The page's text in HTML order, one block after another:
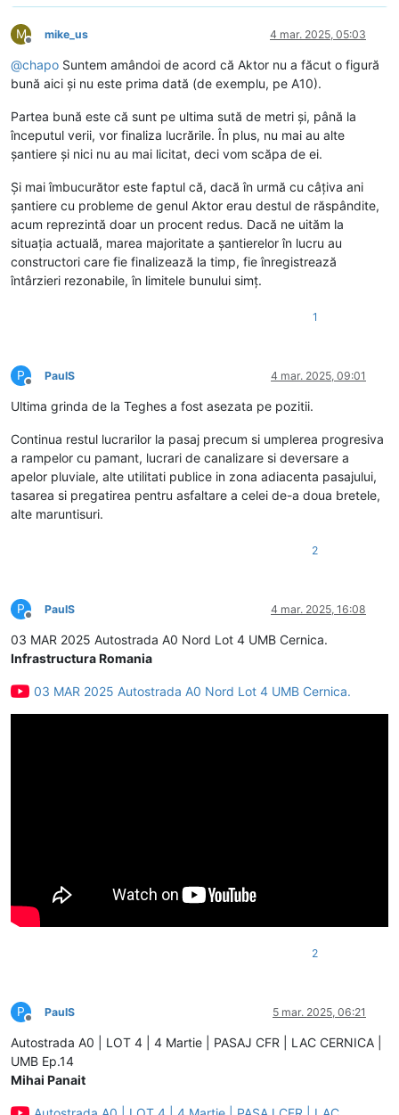
M
Deconectat
mike_us 4 mar. 2025, 05:03
@chapo Suntem amândoi de acord că Aktor nu a făcut o figură
bună aici și nu este prima dată (de exemplu, pe A10).
Partea bună este că sunt pe ultima sută de metri și, până la
începutul verii, vor finaliza lucrările. În plus, nu mai au alte
șantiere și nici nu au mai licitat, deci vom scăpa de ei.
Și mai îmbucurător este faptul că, dacă în urmă cu câțiva ani
șantiere cu probleme de genul Aktor erau destul de răspândite,
acum reprezintă doar un procent redus. Dacă ne uităm la
situația actuală, marea majoritate a șantierelor în lucru au
constructori care fie finalizează la timp, fie înregistrează
întârzieri rezonabile, în limitele bunului simț.
1
P
Deconectat
PaulS 4 mar. 2025, 09:01
Ultima grinda de la Teghes a fost asezata pe pozitii.
Continua restul lucrarilor la pasaj precum si umplerea progresiva
a rampelor cu pamant, lucrari de canalizare si deversare a
apelor pluviale, alte utilitati publice in zona adiacenta pasajului,
tasarea si pregatirea pentru asfaltare a celei de-a doua bretele,
alte maruntisuri.
2
P
Deconectat
PaulS 4 mar. 2025, 16:08
03 MAR 2025 Autostrada A0 Nord Lot 4 UMB Cernica.
Infrastructura Romania
03 MAR 2025 Autostrada A0 Nord Lot 4 UMB Cernica.
2
P
Deconectat
PaulS 5 mar. 2025, 06:21
Autostrada A0 | LOT 4 | 4 Martie | PASAJ CFR | LAC CERNICA |
UMB Ep.14
Mihai Panait